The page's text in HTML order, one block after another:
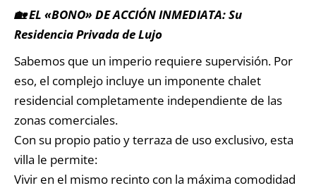
🏡 EL «BONO» DE ACCIÓN INMEDIATA: Su
Residencia Privada de Lujo
Sabemos que un imperio requiere supervisión. Por
eso, el complejo incluye un imponente chalet
residencial completamente independiente de las
zonas comerciales.
Con su propio patio y terraza de uso exclusivo, esta
villa le permite:
Vivir en el mismo recinto con la máxima comodidad